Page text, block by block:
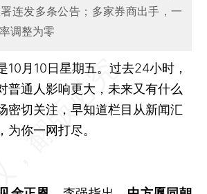
连发多条公告；多家券商出手，一
调整为零
10月10日星期五。过去24小时，
普通人影响更大，未来又有什么
密切关注，早知道栏目从新闻汇
为你一网打尽。